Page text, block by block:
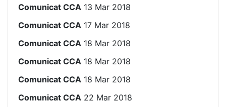
Comunicat CCA 13 Mar 2018
Comunicat CCA 17 Mar 2018
Comunicat CCA 18 Mar 2018
Comunicat CCA 18 Mar 2018
Comunicat CCA 18 Mar 2018
Comunicat CCA 22 Mar 2018